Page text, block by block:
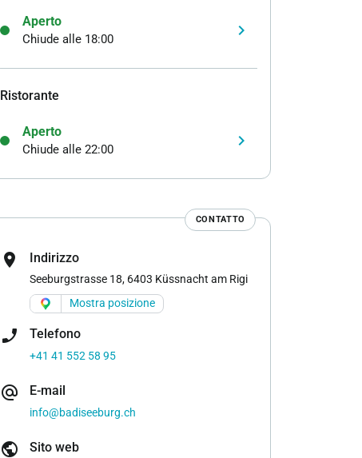
Aperto
Chiude alle 18:00 keyboard_arrow_right
Ristorante
Aperto
Chiude alle 22:00 keyboard_arrow_right
CONTATTO
location_on Indirizzo
Seeburgstrasse 18, 6403 Küssnacht am Rigi
Mostra posizione
phone_enabled Telefono
+41 41 552 58 95
alternate_email E-mail
info@badiseeburg.ch
public Sito web